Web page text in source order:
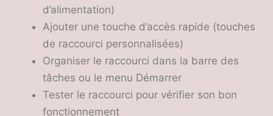
d’alimentation)
Ajouter une touche d’accès rapide (touches
de raccourci personnalisées)
Organiser le raccourci dans la barre des
tâches ou le menu Démarrer
Tester le raccourci pour vérifier son bon
fonctionnement